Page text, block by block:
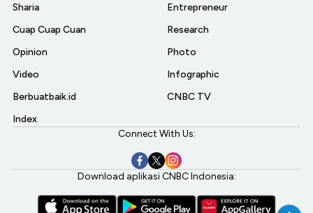
Sharia
Cuap Cuap Cuan
Opinion
Video
Berbuatbaik.id
Index
Entrepreneur
Research
Photo
Infographic
CNBC TV
Connect With Us:
Download aplikasi CNBC Indonesia: